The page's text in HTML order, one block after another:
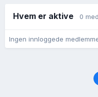
Hvem er aktive 0
Ingen innloggede